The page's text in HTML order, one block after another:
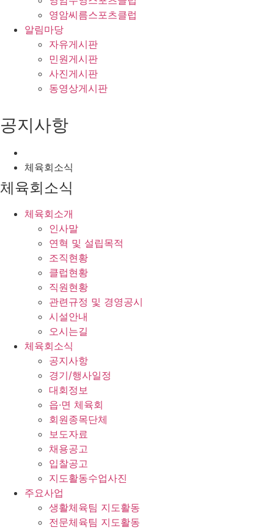
영암씨름스포츠클럽
알림마당
자유게시판
민원게시판
사진게시판
동영상게시판
공지사항
체육회소식
체육회소식
체육회소개
인사말
연혁 및 설립목적
조직현황
클럽현황
직원현황
관련규정 및 경영공시
시설안내
오시는길
체육회소식
공지사항
경기/행사일정
대회정보
읍·면 체육회
회원종목단체
보도자료
채용공고
입찰공고
지도활동수업사진
주요사업
생활체육팀 지도활동
전문체육팀 지도활동